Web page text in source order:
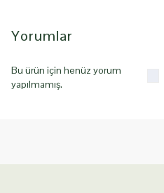
Yorumlar
Bu ürün için henüz yorum
yapılmamış.